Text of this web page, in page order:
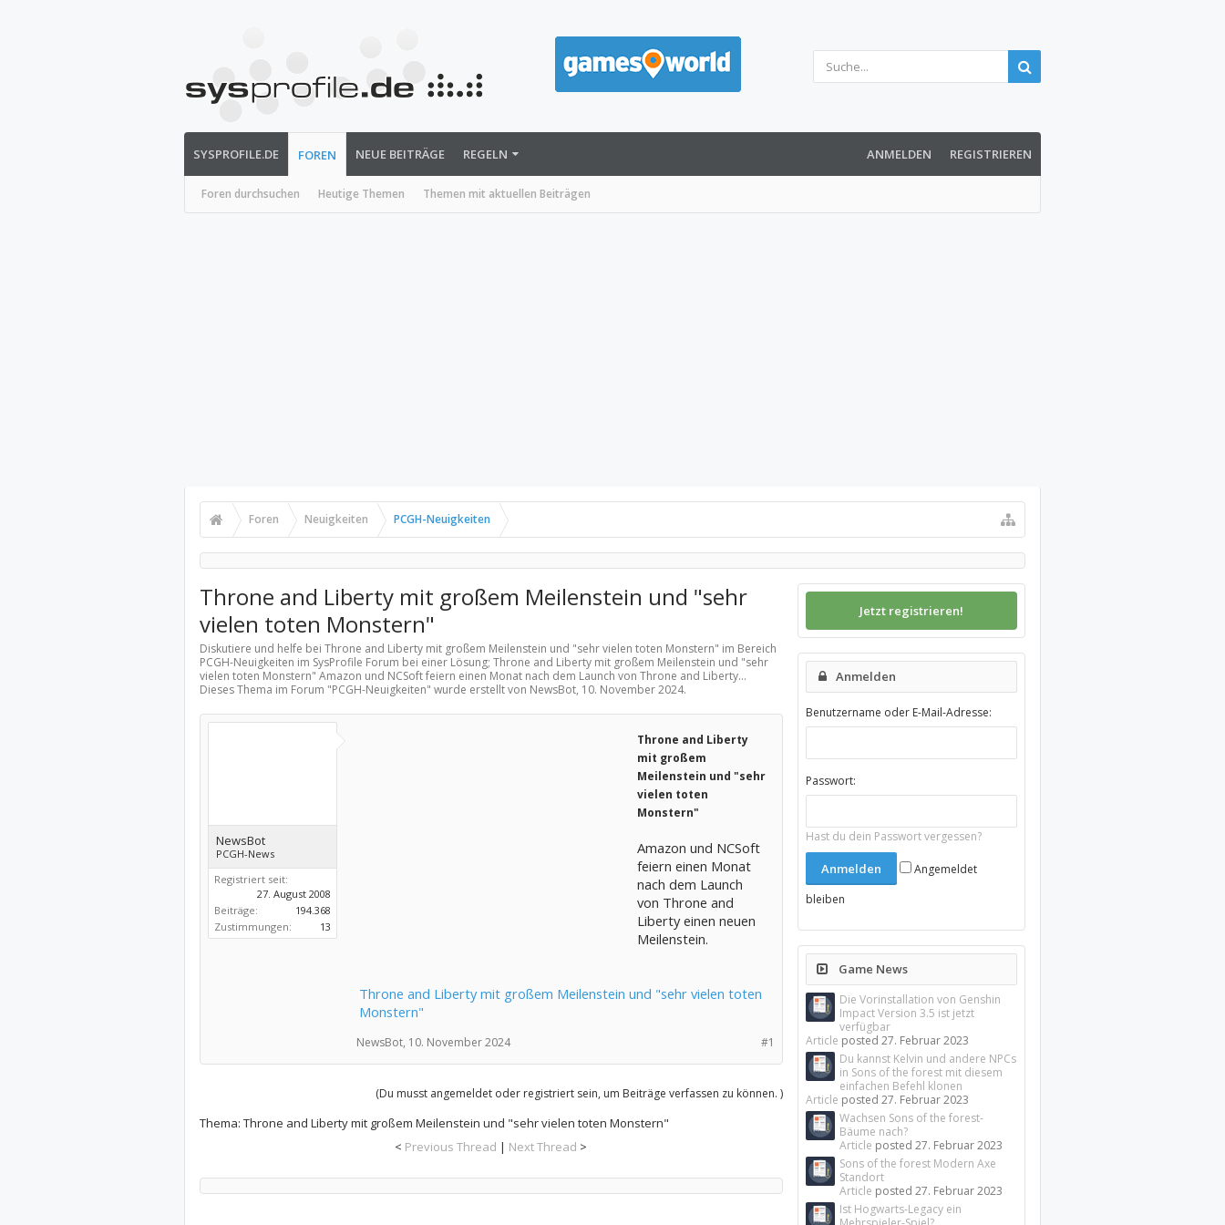
SYSPROFILE.DE FOREN
Foren durchsuchen Heutige Themen Themen mit aktuellen Beiträgen
NEUE BEITRÄGE REGELN ANMELDEN REGISTRIEREN
Foren Neuigkeiten PCGH-Neuigkeiten
Throne and Liberty mit großem Meilenstein und "sehr
vielen toten Monstern"
Diskutiere und helfe bei Throne and Liberty mit großem Meilenstein und "sehr vielen toten Monstern" im Bereich
PCGH-Neuigkeiten im SysProfile Forum bei einer Lösung; Throne and Liberty mit großem Meilenstein und "sehr
vielen toten Monstern" Amazon und NCSoft feiern einen Monat nach dem Launch von Throne and Liberty...
Dieses Thema im Forum "PCGH-Neuigkeiten" wurde erstellt von NewsBot, 10. November 2024.
NewsBot
PCGH-News
Registriert seit:
27. August 2008
Beiträge:
194.368
Zustimmungen:
13
Throne and Liberty
mit großem
Meilenstein und "sehr
vielen toten
Monstern"
Amazon und NCSoft
feiern einen Monat
nach dem Launch
von Throne and
Liberty einen neuen
Meilenstein.
Throne and Liberty mit großem Meilenstein und "sehr vielen toten
Monstern"
#1
NewsBot, 10. November 2024
(Du musst angemeldet oder registriert sein, um Beiträge verfassen zu können. )
Thema: Throne and Liberty mit großem Meilenstein und "sehr vielen toten Monstern"
< Previous Thread | Next Thread >
Jetzt registrieren!
Anmelden
Benutzername oder E-Mail-Adresse:
Passwort:
Hast du dein Passwort vergessen?
Angemeldet
bleiben
Game News
Die Vorinstallation von Genshin
Impact Version 3.5 ist jetzt
verfügbar
Article posted27. Februar 2023
Du kannst Kelvin und andere NPCs
in Sons of the forest mit diesem
einfachen Befehl klonen
Article posted27. Februar 2023
Wachsen Sons of the forest-
Bäume nach?
Article posted27. Februar 2023
Sons of the forest Modern Axe
Standort
Article posted27. Februar 2023
Ist Hogwarts-Legacy ein